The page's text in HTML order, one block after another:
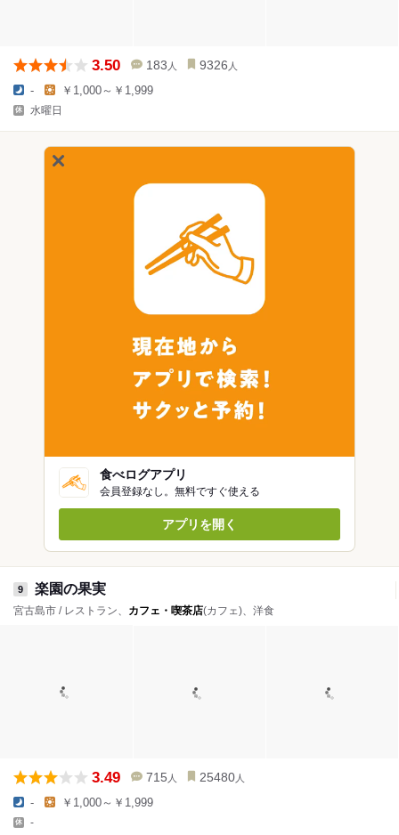
3.50 183 人 9326 人
- ￥1,000～￥1,999
水曜日
食べログアプリ
会員登録なし。無料ですぐ使える
アプリを開く
9 楽園の果実
宮古島市 / レストラン、 カフェ・喫茶店(カフェ)、洋食
3.49 715 人 25480 人
- ￥1,000～￥1,999
-